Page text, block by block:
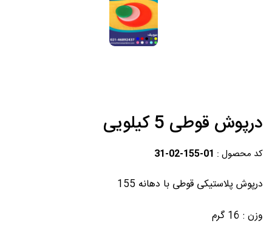
درپوش قوطی 5 کیلویی
کد محصول : 31-02-155-01
درپوش پلاستیکی قوطی با دهانه 155
وزن : 16 گرم